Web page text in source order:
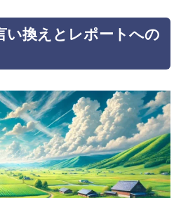
い換えとレポートへの